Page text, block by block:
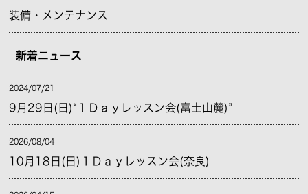
装備・メンテナンス
新着ニュース
2024/07/21
9月29日(日)“１Ｄａｙレッスン会(富士山麓)”
2026/08/04
10月18日(日)１Ｄａｙレッスン会(奈良)